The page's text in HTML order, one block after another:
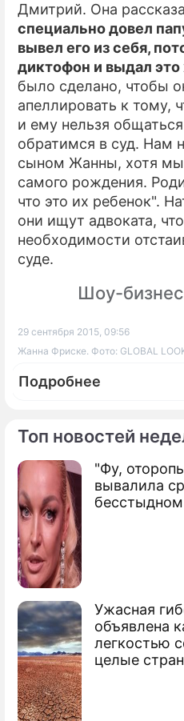
Топ новостей
"Фу,
вывалила
Ужасная
объявлена
легкостью
целые
Дмитрий. Она
специально довел
вывел его из себя,
диктофон и выдал
было сделано, чтобы
апеллировать к тому,
и ему нельзя
обратимся в суд. Нам
сыном Жанны, хотя мы
самого рождения.
что это их ребенок".
они ищут адвоката,
необходимости
суде.
Шоу-
29 сентября 2015, 09:56
Жанна Фриске. Фото: GLOBAL
Подробнее
По теме
Шепелев называл
Сестра Фриске
провокации
Шепелев написал
Фриске
Отец Фриске грозит